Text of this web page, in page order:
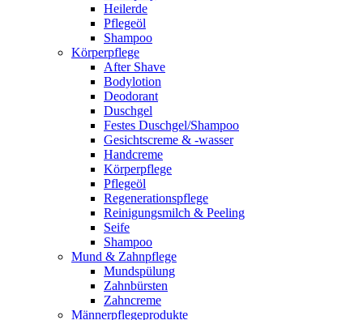
Heilerde
Pflegeöl
Shampoo
Körperpflege
After Shave
Bodylotion
Deodorant
Duschgel
Festes Duschgel/Shampoo
Gesichtscreme & -wasser
Handcreme
Körperpflege
Pflegeöl
Regenerationspflege
Reinigungsmilch & Peeling
Seife
Shampoo
Mund & Zahnpflege
Mundspülung
Zahnbürsten
Zahncreme
Männerpflegeprodukte